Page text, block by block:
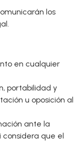
los
en cualquier
portabilidad y
u oposición al
ante la
que el